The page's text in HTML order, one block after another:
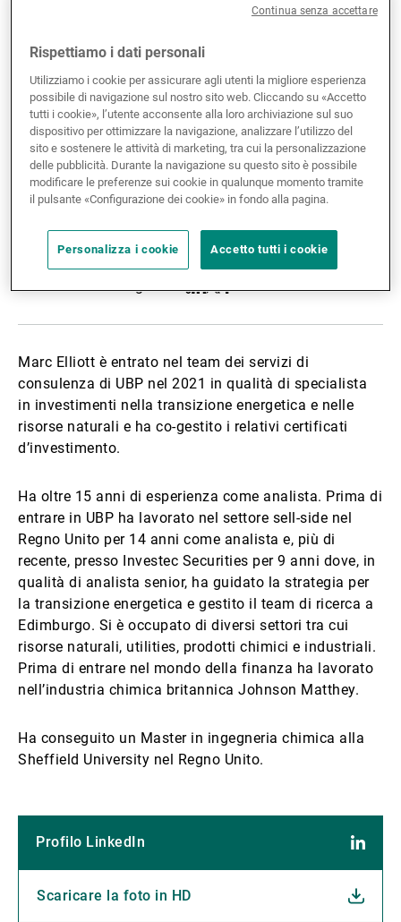
Novità e approfondimenti
Contatto
Condividere la biografia:Condividere
Linkedin
Twitter
Facebook
Marc Elliott è entrato nel team dei servizi di
consulenza di UBP nel 2021 in qualità di specialista
in investimenti nella transizione energetica e nelle
risorse naturali e ha co-gestito i relativi certificati
d’investimento.
Ha oltre 15 anni di esperienza come analista. Prima di
entrare in UBP ha lavorato nel settore sell-side nel
Regno Unito per 14 anni come analista e, più di
recente, presso Investec Securities per 9 anni dove, in
qualità di analista senior, ha guidato la strategia per
la transizione energetica e gestito il team di ricerca a
Edimburgo. Si è occupato di diversi settori tra cui
risorse naturali, utilities, prodotti chimici e industriali.
Prima di entrare nel mondo della finanza ha lavorato
nell’industria chimica britannica Johnson Matthey.
Ha conseguito un Master in ingegneria chimica alla
Sheffield University nel Regno Unito.
Profilo LinkedIn
Scaricare la foto in HD
Rispettiamo i dati personali
Utilizziamo i cookie per assicurare agli utenti la migliore esperienza
possibile di navigazione sul nostro sito web. Cliccando su «Accetto
tutti i cookie», l’utente acconsente alla loro archiviazione sul suo
dispositivo per ottimizzare la navigazione, analizzare l’utilizzo del
sito e sostenere le attività di marketing, tra cui la personalizzazione
delle pubblicità. Durante la navigazione su questo sito è possibile
modificare le preferenze sui cookie in qualunque momento tramite
il pulsante «Configurazione dei cookie» in fondo alla pagina.
Personalizza i cookie Accetto tutti i cookie
Continua senza accettare